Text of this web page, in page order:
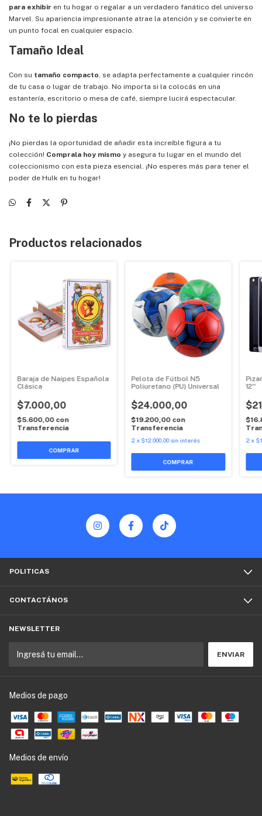
para exhibir en tu hogar o regalar a un verdadero fanático del universo
Marvel. Su apariencia impresionante atrae la atención y se convierte en
un punto focal en cualquier espacio.
Tamaño Ideal
Con su tamaño compacto, se adapta perfectamente a cualquier rincón
de tu casa o lugar de trabajo. No importa si la colocás en una
estantería, escritorio o mesa de café, siempre lucirá espectacular.
No te lo pierdas
¡No pierdas la oportunidad de añadir esta increíble figura a tu
colección! Comprala hoy mismo y asegura tu lugar en el mundo del
coleccionismo con esta pieza esencial. ¡No esperes más para tener el
poder de Hulk en tu hogar!
Productos relacionados
Baraja de Naipes Española
Clásica
$7.000,00
$5.600,00 con
Transferencia
Pelota de Fútbol N5
Poliuretano (PU) Universal
$24.000,00
$19.200,00 con
Transferencia
2 x $12.000,00 sin interés
12''
2x
POLITICAS
CONTACTÁNOS
NEWSLETTER
Medios de pago
Medios de envío